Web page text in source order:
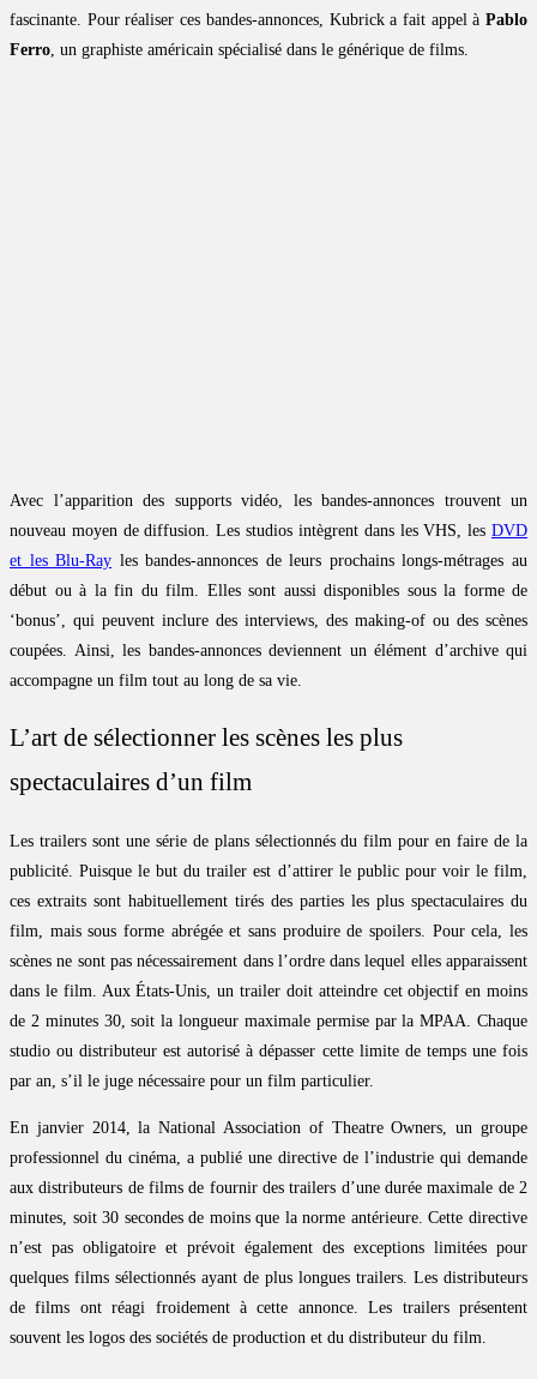
fascinante. Pour réaliser ces bandes-annonces, Kubrick a fait appel à Pablo
Ferro , un graphiste américain spécialisé dans le générique de films.
Avec l’apparition des supports vidéo, les bandes-annonces trouvent un
nouveau moyen de diffusion. Les studios intègrent dans les VHS, les DVD
et les Blu-Ray les bandes-annonces de leurs prochains longs-métrages au
début ou à la fin du film. Elles sont aussi disponibles sous la forme de
‘bonus’, qui peuvent inclure des interviews, des making-of ou des scènes
coupées. Ainsi, les bandes-annonces deviennent un élément d’archive qui
accompagne un film tout au long de sa vie.
L’art de sélectionner les scènes les plus
spectaculaires d’un film
Les trailers sont une série de plans sélectionnés du film pour en faire de la
publicité. Puisque le but du trailer est d’attirer le public pour voir le film,
ces extraits sont habituellement tirés des parties les plus spectaculaires du
film, mais sous forme abrégée et sans produire de spoilers. Pour cela, les
scènes ne sont pas nécessairement dans l’ordre dans lequel elles apparaissent
dans le film. Aux États-Unis, un trailer doit atteindre cet objectif en moins
de 2 minutes 30, soit la longueur maximale permise par la MPAA. Chaque
studio ou distributeur est autorisé à dépasser cette limite de temps une fois
par an, s’il le juge nécessaire pour un film particulier.
En janvier 2014, la National Association of Theatre Owners, un groupe
professionnel du cinéma, a publié une directive de l’industrie qui demande
aux distributeurs de films de fournir des trailers d’une durée maximale de 2
minutes, soit 30 secondes de moins que la norme antérieure. Cette directive
n’est pas obligatoire et prévoit également des exceptions limitées pour
quelques films sélectionnés ayant de plus longues trailers. Les distributeurs
de films ont réagi froidement à cette annonce. Les trailers présentent
souvent les logos des sociétés de production et du distributeur du film.